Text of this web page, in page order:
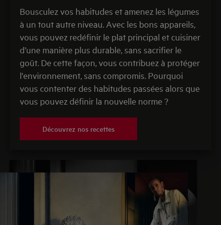
Bousculez vos habitudes et amenez les légumes
à un tout autre niveau. Avec les bons appareils,
vous pouvez redéfinir le plat principal et cuisiner
d’une manière plus durable, sans sacrifier le
goût. De cette façon, vous contribuez à protéger
l'environnement, sans compromis. Pourquoi
vous contenter des habitudes passées alors que
vous pouvez définir la nouvelle norme ?
Découvrez nos recettes